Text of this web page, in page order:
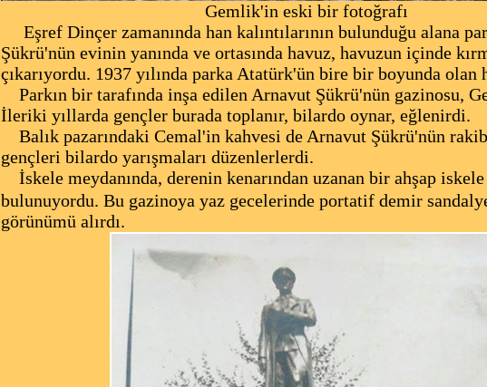
Gemlik'in eski bir fotoğrafı
Eşref Dinçer zamanında han kalıntılarının bulunduğu alana
Şükrü'nün evinin yanında ve ortasında havuz, havuzun içinde
çıkarıyordu. 1937 yılında parka Atatürk'ün bire bir boyunda
Parkın bir tarafında inşa edilen Arnavut Şükrü'nün gazinosu,
İleriki yıllarda gençler burada toplanır, bilardo oynar, eğlenirdi.
Balık pazarındaki Cemal'in kahvesi de Arnavut Şükrü'nün
gençleri bilardo yarışmaları düzenlerlerdi.
İskele meydanında, derenin kenarından uzanan bir ahşap
bulunuyordu. Bu gazinoya yaz gecelerinde portatif demir
görünümü alırdı.